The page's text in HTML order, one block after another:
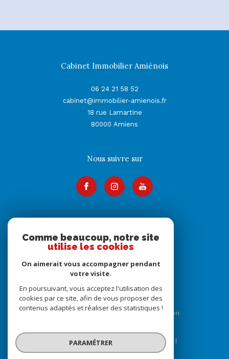
Cabinet Immobilier Amiénois
06 24 21 58 52
cabinet@immobilier-amienois.fr
18 rue Lamartine
80000
Amiens
Nous suivre sur
Adhérents
© 2026 | Tous droits réservés | Traduction
Nos honoraires
Plan du site
Mentions légales
Nos liens
Comme beaucoup, notre site
utilise les cookies
On aimerait vous accompagner pendant
votre visite.
En poursuivant, vous acceptez l'utilisation des
cookies par ce site, afin de vous proposer des
contenus adaptés et réaliser des statistiques !
PARAMÉTRER